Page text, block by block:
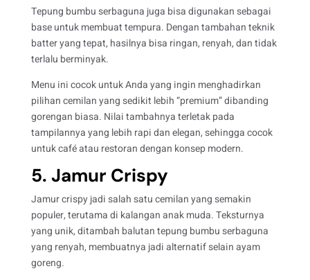
Tepung bumbu serbaguna juga bisa digunakan sebagai
base untuk membuat tempura. Dengan tambahan teknik
batter yang tepat, hasilnya bisa ringan, renyah, dan tidak
terlalu berminyak.
Menu ini cocok untuk Anda yang ingin menghadirkan
pilihan cemilan yang sedikit lebih “premium” dibanding
gorengan biasa. Nilai tambahnya terletak pada
tampilannya yang lebih rapi dan elegan, sehingga cocok
untuk café atau restoran dengan konsep modern.
5. Jamur Crispy
Jamur crispy jadi salah satu cemilan yang semakin
populer, terutama di kalangan anak muda. Teksturnya
yang unik, ditambah balutan tepung bumbu serbaguna
yang renyah, membuatnya jadi alternatif selain ayam
goreng.